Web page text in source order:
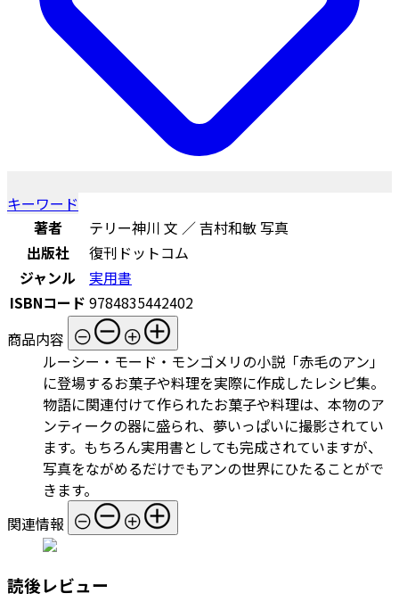
キーワード
著者
テリー神川 文 ／ 吉村和敏 写真
出版社
復刊ドットコム
ジャンル
実用書
ISBNコード 9784835442402
商品内容
ルーシー・モード・モンゴメリの小説「赤毛のアン」
に登場するお菓子や料理を実際に作成したレシピ集。
物語に関連付けて作られたお菓子や料理は、本物のア
ンティークの器に盛られ、夢いっぱいに撮影されてい
ます。もちろん実用書としても完成されていますが、
写真をながめるだけでもアンの世界にひたることがで
きます。
関連情報
読後レビュー